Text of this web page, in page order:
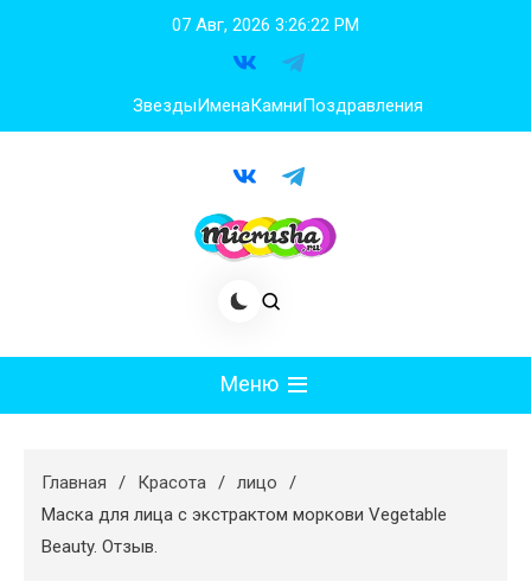
07 Авг, 2026 3:26:23 PM
ЗвездыИменаКамниПоздравления
Меню
Худеем
Психология
Главная Красота
лицо
Маска для лица с экстрактом моркови Vegetable
Beauty. Отзыв.